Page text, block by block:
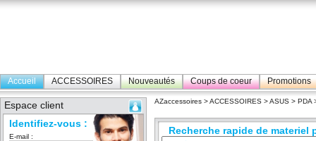
Accueil ACCESSOIRES Nouveautés Coups de coeur Promotions
Espace client
Identifiez-vous :
E-mail :
AZaccessoires >ACCESSOIRES >ASUS > PDA
Recherche rapide de materiel